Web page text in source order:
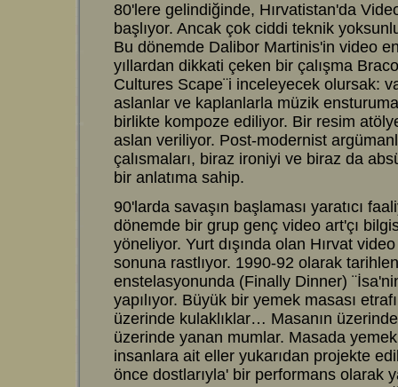
80'lere gelindiğinde, Hırvatistan'da
başlıyor. Ancak çok ciddi teknik
Bu dönemde Dalibor Martinis'in video
yıllardan dikkati çeken bir çalışma
Cultures Scape¨i inceleyecek olursak:
aslanlar ve kaplanlarla müzik
birlikte kompoze ediliyor. Bir resim
aslan veriliyor. Post-modernist
çalısmaları, biraz ironiyi ve biraz da
bir anlatıma sahip.
90'larda savaşın başlaması yaratıcı
dönemde bir grup genç video art'çı
yöneliyor. Yurt dışında olan Hırvat
sonuna rastlıyor. 1990-92 olarak
enstelasyonunda (Finally Dinner)
yapılıyor. Büyük bir yemek masası
üzerinde kulaklıklar… Masanın
üzerinde yanan mumlar. Masada
insanlara ait eller yukarıdan projekte
önce dostlarıyla' bir performans olarak